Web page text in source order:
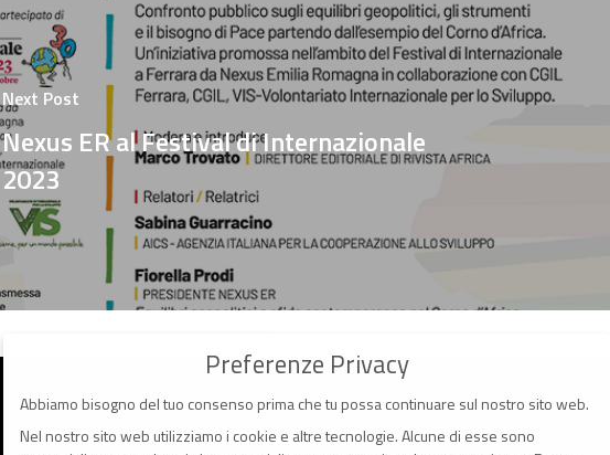
Next Post
Nexus ER al Festival di Internazionale
2023
Preferenze Privacy
Abbiamo bisogno del tuo consenso prima che tu possa continuare sul nostro sito web.
Nel nostro sito web utilizziamo i cookie e altre tecnologie. Alcune di esse sono